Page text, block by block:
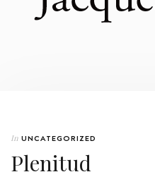
In UNCATEGORIZED
Plenitud